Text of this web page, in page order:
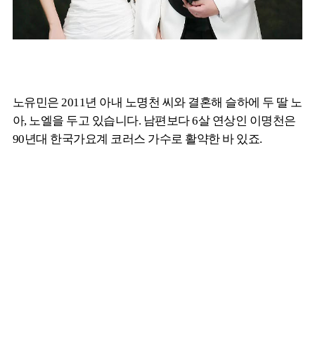
노유민은 2011년 아내 노명천 씨와 결혼해 슬하에 두 딸 노
아, 노엘을 두고 있습니다. 남편보다 6살 연상인 이명천은
90년대 한국가요계 코러스 가수로 활약한 바 있죠.